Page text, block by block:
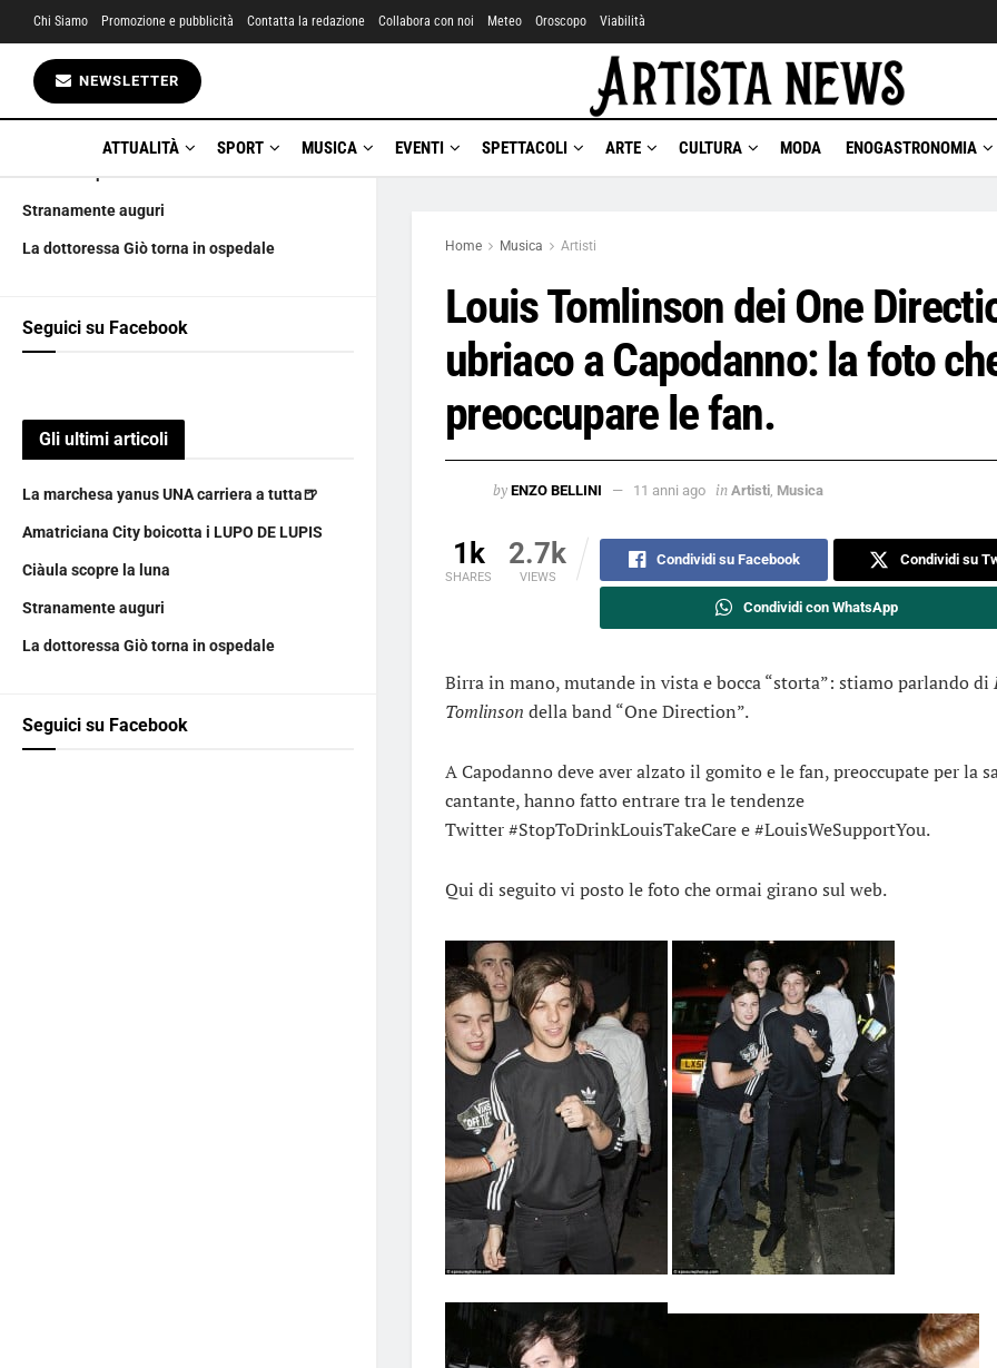
Gli ultimi articoli
La marchesa yanus UNA carriera a tutta🍺
Amatriciana City boicotta i LUPO DE LUPIS
Stranamente auguri
La dottoressa Giò torna in ospedale
Seguici su Facebook
Gli ultimi articoli
La marchesa yanus UNA carriera a tutta🍺
Amatriciana City boicotta i LUPO DE LUPIS
Ciàula scopre la luna
Stranamente auguri
La dottoressa Giò torna in ospedale
Seguici su Facebook
Chi Siamo Promozione e pubblicità Contatta la redazione Collabora con noi Meteo Oroscopo Viabilità
NEWSLETTER
ATTUALITÀ SPORT MUSICA EVENTI SPETTACOLI ARTE CULTURA MODA ENOGASTRONOMIA
Home Musica Artisti
Louis Tomlinson dei One
ubriaco a Capodanno: la foto
preoccupare le fan.
by ENZO BELLINI 11 anni ago in Artisti Musica
1k
SHARES
2.7k
VIEWS
Condividi su Facebook Condividi su
Condividi con WhatsApp
Birra in mano, mutande in vista e bocca “storta”: stiamo parlando di
Tomlinson della band “One Direction”.
A Capodanno deve aver alzato il gomito e le fan, preoccupate per la
cantante, hanno fatto entrare tra le tendenze
Twitter #StopToDrinkLouisTakeCare e #LouisWeSupportYou.
Qui di seguito vi posto le foto che ormai girano sul web.